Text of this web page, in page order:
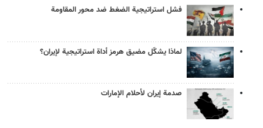
فشل استراتيجية الضغط ضد محور المقاومة
لماذا يشكّل مضيق هرمز أداة استراتيجية لإيران؟
صدمة إيران لأحلام الإمارات